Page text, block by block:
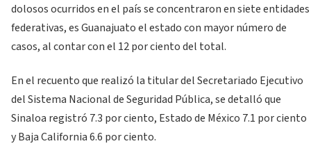
dolosos ocurridos en el país se concentraron en siete entidades
federativas, es Guanajuato el estado con mayor número de
casos, al contar con el 12 por ciento del total.
En el recuento que realizó la titular del Secretariado Ejecutivo
del Sistema Nacional de Seguridad Pública, se detalló que
Sinaloa registró 7.3 por ciento, Estado de México 7.1 por ciento
y Baja California 6.6 por ciento.